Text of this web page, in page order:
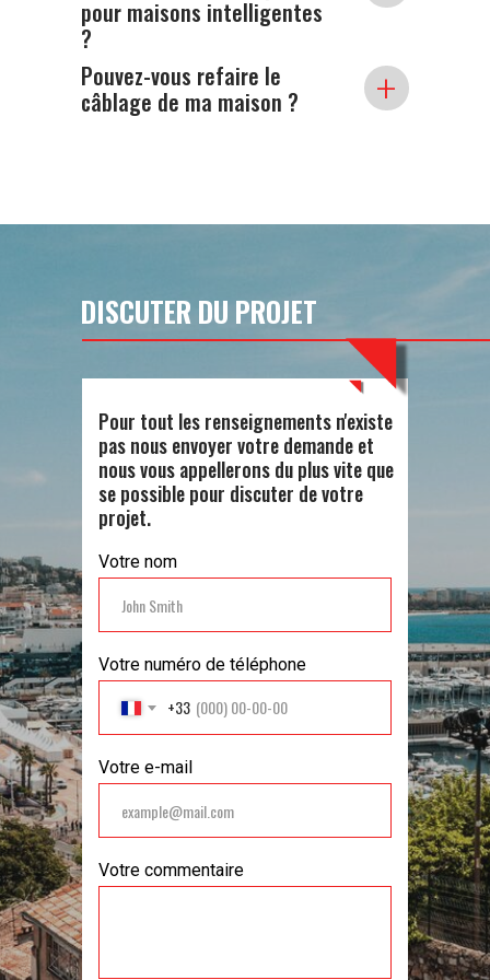
les systèmes obsolètes et les traitant
pour maintenir un environnement sûr
dans votre maison.
pour maisons intelligentes
?
Oui, nous concevons et installons des
systèmes électriques pour maisons
intelligentes qui intègrent l'éclairage, le +
Pouvez-vous refaire le
câblage de ma maison ?
de câblage pour garantir la sécurité et
DISCUTER DU PROJET
Pour tout les renseignements n'existe
pas nous envoyer votre demande et
nous vous appellerons du plus vite que
se possible pour discuter de votre
projet.
Votre nom
Votre numéro de téléphone
+33
Votre e-mail
Votre commentaire